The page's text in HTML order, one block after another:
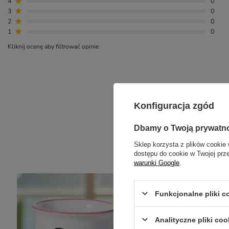
3
0
2
0
1
0
Kliknij ocenę aby filtrować opinie
Konfiguracja zgód
Dbamy o Twoją
Sklep korzysta z plików cookie
dostępu do cookie w Twojej
warunki Google
Funkcjonalne pliki
Analityczne pliki